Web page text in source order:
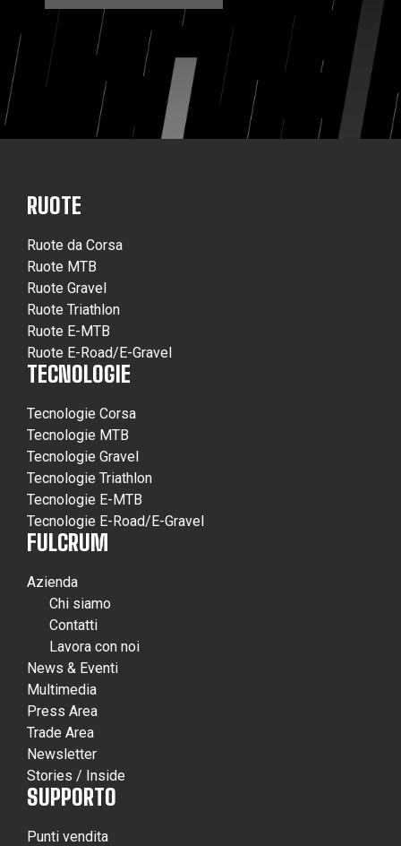
RUOTE
Ruote da Corsa
Ruote MTB
Ruote Gravel
Ruote Triathlon
Ruote E-MTB
Ruote E-Road/E-Gravel
TECNOLOGIE
Tecnologie Corsa
Tecnologie MTB
Tecnologie Gravel
Tecnologie Triathlon
Tecnologie E-MTB
Tecnologie E-Road/E-Gravel
FULCRUM
Azienda
Chi siamo
Contatti
Lavora con noi
News & Eventi
Multimedia
Press Area
Trade Area
Newsletter
Stories / Inside
SUPPORTO
Punti vendita